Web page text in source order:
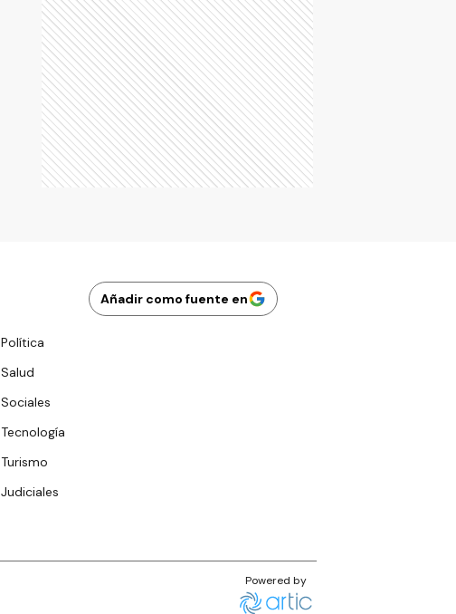
Añadir como fuente en
Política
Salud
Sociales
Tecnología
Turismo
Judiciales
Powered by